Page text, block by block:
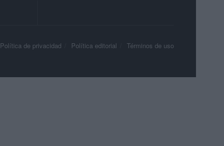
Política de privacidad Política editorial Términos de uso